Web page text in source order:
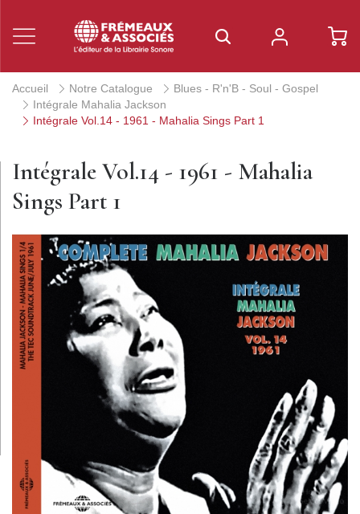
Accueil Notre Catalogue
Blues - R'n'B - Soul - Gospel
Intégrale Mahalia Jackson
Intégrale Vol.14 - 1961 - Mahalia Sings Part 1
Intégrale Vol.14 - 1961 - Mahalia
Sings Part 1